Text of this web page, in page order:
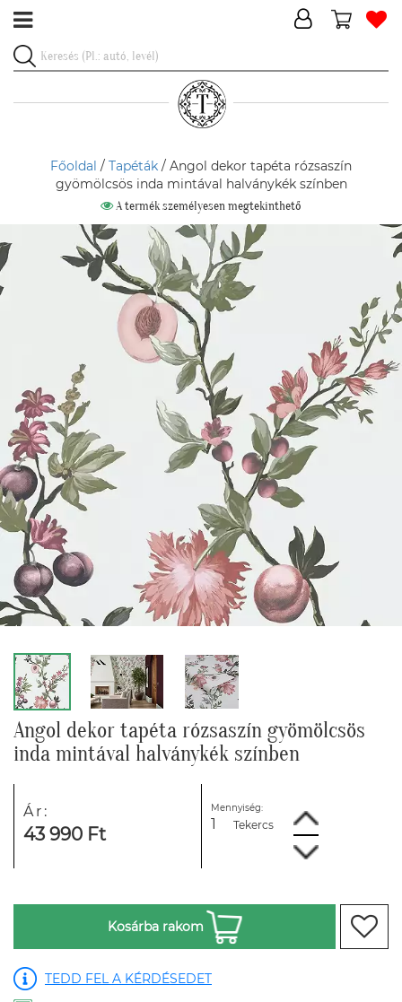
Főoldal / Tapéták / Angol dekor tapéta rózsaszín
gyömölcsös inda mintával halványkék színben
A termék személyesen megtekinthető
Angol dekor tapéta rózsaszín gyömölcsös
inda mintával halványkék színben
Ár:
43 990 Ft
Mennyiség:
Tekercs
Kosárba rakom
TEDD FEL A KÉRDÉSEDET